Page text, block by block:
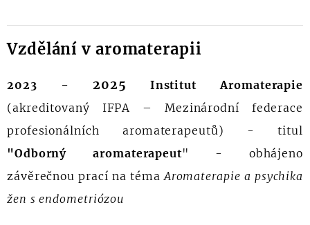
Vzdělání v aromaterapii
2023 - 2025
Institut Aromaterapie
(akreditovaný IFPA – Mezinárodní federace
profesionálních aromaterapeutů) - titul
"Odborný aromaterapeut" - obhájeno
závěrečnou prací na témaAromaterapie a psychika
žen s endometriózou